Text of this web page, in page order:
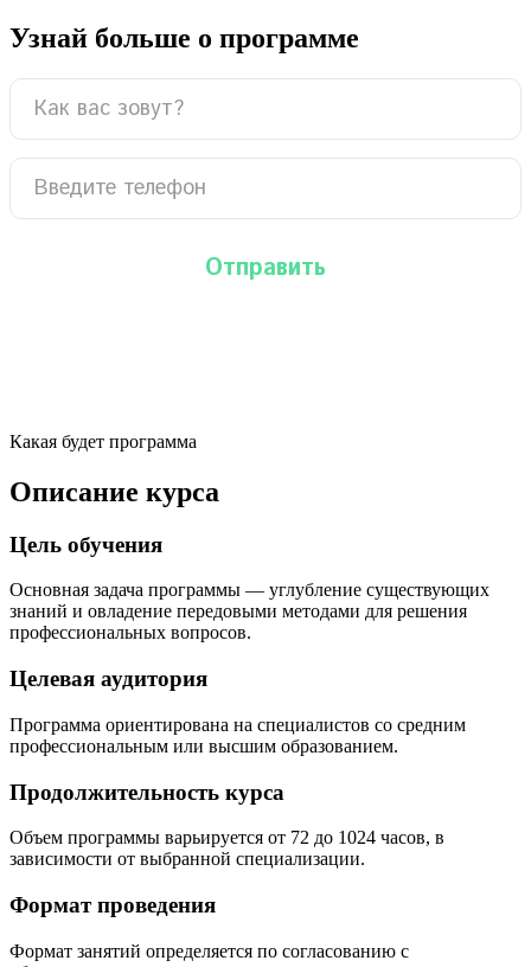
Узнай больше о программе
Какая будет программа
Описание курса
Цель обучения
Основная задача программы — углубление существующих
знаний и овладение передовыми методами для решения
профессиональных вопросов.
Целевая аудитория
Программа ориентирована на специалистов со средним
профессиональным или высшим образованием.
Продолжительность курса
Объем программы варьируется от 72 до 1024 часов, в
зависимости от выбранной специализации.
Формат проведения
Формат занятий определяется по согласованию с